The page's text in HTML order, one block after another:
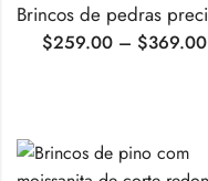
$259.00 – $369.00